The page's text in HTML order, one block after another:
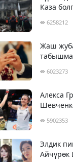
Каза
6258212
Жаш
6023273
Алекса
5902353
Элдик
Айчүрөк